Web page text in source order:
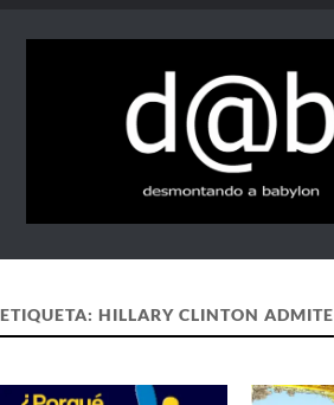
ETIQUETA: HILLARY CLINTON ADMITE